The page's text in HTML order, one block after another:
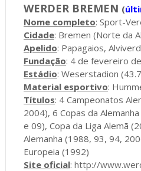
WERDER BREMEN (
Nome completo: Sport-
Cidade: Bremen (Norte da
Apelido: Papagaios,
Fundação: 4 de fevereiro
Estádio: Weserstadion
Material esportivo:
Títulos: 4 Campeonatos
2004), 6 Copas da
e 09), Copa da Liga Alemã
Alemanha (1988, 93, 94,
Europeia (1992)
Site oficial: http://